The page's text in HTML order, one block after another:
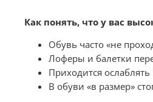
Как понять, что у вас
Обувь часто «не
Лоферы и балетки
Приходится
В обуви «в размер»